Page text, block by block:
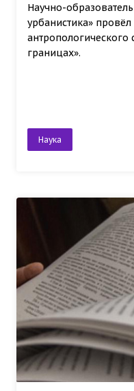
Научно-
урбанистика»
границах».
Наука